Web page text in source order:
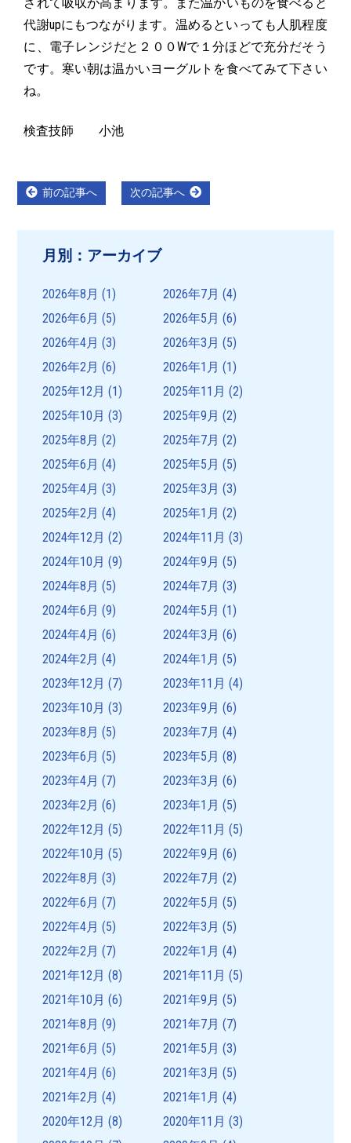
されて吸収が高まります。また温かいものを食べると
代謝upにもつながります。温めるといっても人肌程度
に、電子レンジだと２００Wで１分ほどで充分だそう
です。寒い朝は温かいヨーグルトを食べてみて下さい
ね。
検査技師 小池
投 前の記事へPrevious
post:
次の記事へ
Next
post:
月別：アーカイブ
2026年8月 (1) 2026年7月 (4)
2026年6月 (5) 2026年5月 (6)
2026年4月 (3) 2026年3月 (5)
2026年2月 (6) 2026年1月 (1)
2025年12月 (1) 2025年11月 (2)
2025年10月 (3) 2025年9月 (2)
2025年8月 (2) 2025年7月 (2)
2025年6月 (4) 2025年5月 (5)
2025年4月 (3) 2025年3月 (3)
2025年2月 (4) 2025年1月 (2)
2024年12月 (2) 2024年11月 (3)
2024年10月 (9) 2024年9月 (5)
2024年8月 (5) 2024年7月 (3)
2024年6月 (9) 2024年5月 (1)
2024年4月 (6) 2024年3月 (6)
2024年2月 (4) 2024年1月 (5)
2023年12月 (7) 2023年11月 (4)
2023年10月 (3) 2023年9月 (6)
2023年8月 (5) 2023年7月 (4)
2023年6月 (5) 2023年5月 (8)
2023年4月 (7) 2023年3月 (6)
2023年2月 (6) 2023年1月 (5)
2022年12月 (5) 2022年11月 (5)
2022年10月 (5) 2022年9月 (6)
2022年8月 (3) 2022年7月 (2)
2022年6月 (7) 2022年5月 (5)
2022年4月 (5) 2022年3月 (5)
2022年2月 (7) 2022年1月 (4)
2021年12月 (8) 2021年11月 (5)
2021年10月 (6) 2021年9月 (5)
2021年8月 (9) 2021年7月 (7)
2021年6月 (5) 2021年5月 (3)
2021年4月 (6) 2021年3月 (5)
2021年2月 (4) 2021年1月 (4)
2020年12月 (8) 2020年11月 (3)